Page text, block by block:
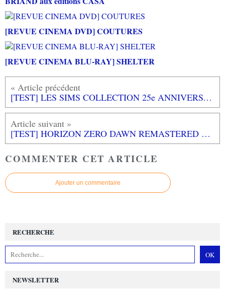
[REVUE CINEMA DVD] COUTURES
[REVUE CINEMA BLU-RAY] SHELTER
[TEST] LES SIMS COLLECTION 25e ANNIVERSAIRE PC
[TEST] HORIZON ZERO DAWN REMASTERED PS5 : Une mise à niveau pas indispensable mais sublime!
COMMENTER CET ARTICLE
Ajouter un commentaire
NEWSLETTER
RECHERCHE